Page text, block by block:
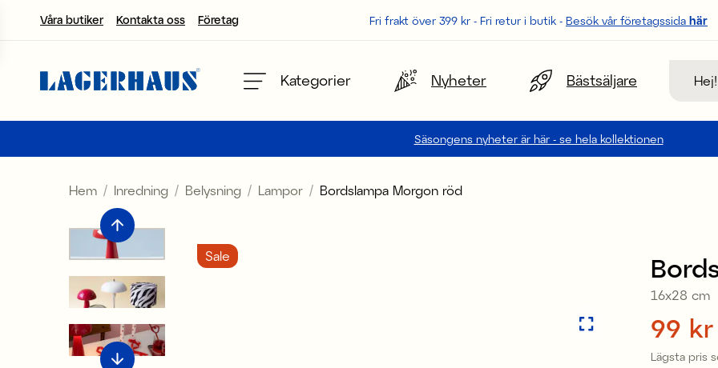
Våra butiker Kontakta oss Företag Fri frakt över 399 kr - Fri retur i butik - Besök vår företagssida här
Kategorier Nyheter Bästsäljare
Säsongens nyheter är här - se hela kollektionen
Välj språk / valuta
FI / EUR
NO / NKR
SE / SEK
Hem Inredning Belysning Lampor Bordslampa Morgon röd
Sale
16x28 cm
Pris:
99 kr
Lägsta pris